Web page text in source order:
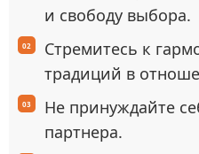
и свободу выбора.
Стремитесь к
традиций в
Не принуждайте
партнера.